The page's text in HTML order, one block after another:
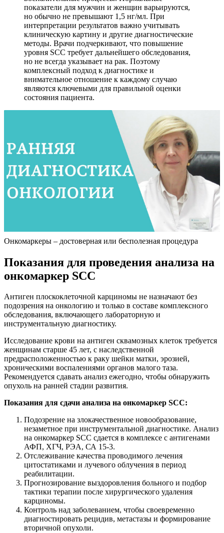
показатели для мужчин и женщин варьируются,
но обычно не превышают 1,5 нг/мл. При
интерпретации результатов важно учитывать
клиническую картину и другие диагностические
методы. Врачи подчеркивают, что повышение
уровня SCC требует дальнейшего обследования,
но не всегда указывает на рак. Поэтому
комплексный подход к диагностике и
внимательное отношение к каждому случаю
являются ключевыми для правильной оценки
состояния пациента.
Онкомаркеры – достоверная или бесполезная процедура
Показания для проведения анализа на
онкомаркер SCC
Антиген плоскоклеточной карциномы не назначают без
подозрения на онкологию и только в составе комплексного
обследования, включающего лабораторную и
инструментальную диагностику.
Исследование крови на антиген сквамозных клеток требуется
женщинам старше 45 лет, с наследственной
предрасположенностью к раку шейки матки, эрозией,
хроническими воспалениями органов малого таза.
Рекомендуется сдавать анализ ежегодно, чтобы обнаружить
опухоль на ранней стадии развития.
Показания для сдачи анализа на онкомаркер SCC:
Подозрение на злокачественное новообразование,
незаметное при инструментальной диагностике. Анализ
на онкомаркер SCC сдается в комплексе с антигенами
АФП, ХГЧ, РЭА, СА 15-3.
Отслеживание качества проводимого лечения
цитостатиками и лучевого облучения в период
реабилитации.
Прогнозирование выздоровления больного и подбор
тактики терапии после хирургического удаления
карциномы.
Контроль над заболеванием, чтобы своевременно
диагностировать рецидив, метастазы и формирование
вторичной опухоли.